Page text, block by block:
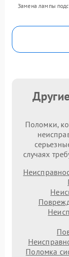
Замена лампы
Поломки,
случаях
Поломка